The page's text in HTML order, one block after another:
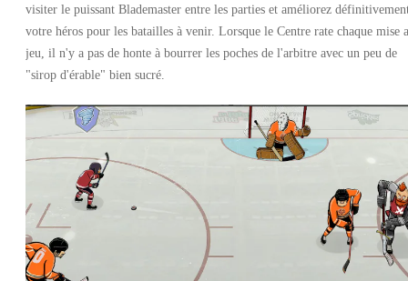
visiter le puissant Blademaster entre les parties et améliorez
votre héros pour les batailles à venir. Lorsque le Centre rate chaque mise
jeu, il n'y a pas de honte à bourrer les poches de l'arbitre avec un peu de
"sirop d'érable" bien sucré.